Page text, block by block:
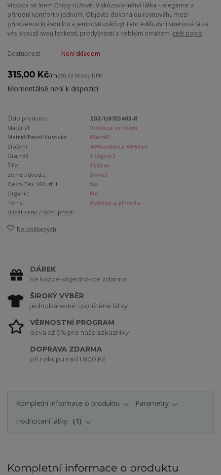
Viskoza se lnem Chrpy růžové. Viskózovo-lněná látka – elegance a
přírodní komfort v jednom. Objevte dokonalou rovnováhu mezi
přirozenou krásou lnu a jemností viskózy! Tato exkluzivní směsová látka
vás okouzlí svou lehkostí, prodyšností a hebkým omakem. celý popis
Dostupnost Není skladem
315,00 Kč/m260,33 Kčbez DPH
Momentálně není k dispozici
Číslo produktu:
2D2-1J07E3403-R
Materiál:
Viskóza se lnem
Metráž/Panel/Kusovka:
Metráž
Složení:
40%viskoza 60%len
Gramáž:
110g/m2
Šíře:
150cm
Země původu:
Dovoz
Oeko-Tex 100, tř.1:
Ne
Organic:
Ne
Téma:
Květiny a příroda
Hlídat cenu / dostupnost
Do oblíbených
DÁREK
ke každé objednávce zdarma
ŠIROKÝ VÝBĚR
jednobarevné i potištěné látky
VĚRNOSTNÍ PROGRAM
sleva až 5% pro naše zákazníky
DOPRAVA ZDARMA
při nákupu nad 1 800 Kč
Kompletní informace o produktu
Parametry
Hodnocení látky:
1
Kompletní informace o produktu